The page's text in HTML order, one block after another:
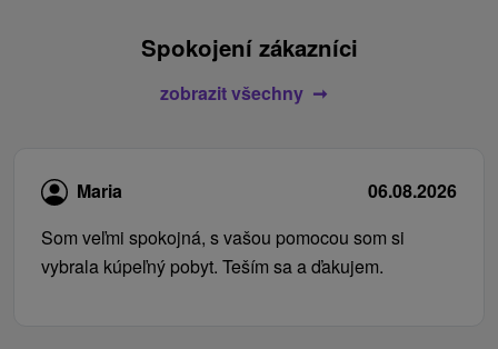
Spokojení zákazníci
zobrazit všechny
Maria
06.08.2026
Som veľmi spokojná, s vašou pomocou som si
vybrala kúpeľný pobyt. Teším sa a ďakujem.